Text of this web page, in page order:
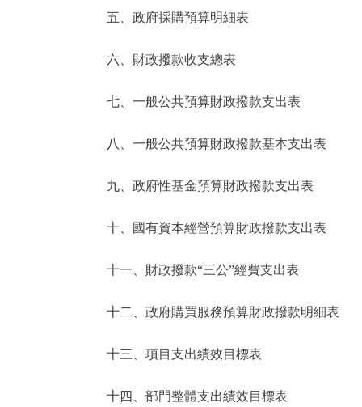
綠色北京
ENGLISH
五、政府採購預算明細表
六、財政撥款收支總表
七、一般公共預算財政撥款支出表
八、一般公共預算財政撥款基本支出表
九、政府性基金預算財政撥款支出表
十、國有資本經營預算財政撥款支出表
十一、財政撥款“三公”經費支出表
十二、政府購買服務預算財政撥款明細表
十三、項目支出績效目標表
十四、部門整體支出績效目標表